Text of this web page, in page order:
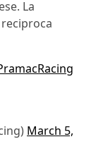
La
March 5,